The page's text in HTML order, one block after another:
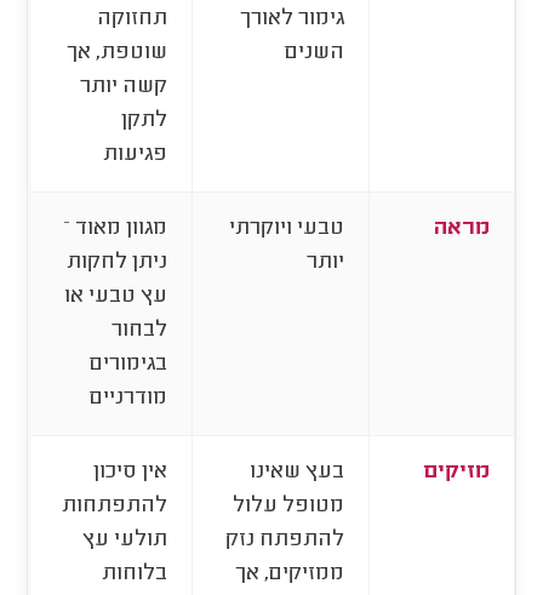
גימור לאורך
השנים
תחזוקה
שוטפת, אך
קשה יותר
לתקן
פגיעות
מראה
טבעי ויוקרתי
יותר
מגוון מאוד –
ניתן לחקות
עץ טבעי או
לבחור
בגימורים
מודרניים
מזיקים
בעץ שאינו
מטופל עלול
להתפתח נזק
ממזיקים, אך
אין סיכון
להתפתחות
תולעי עץ
בלוחות